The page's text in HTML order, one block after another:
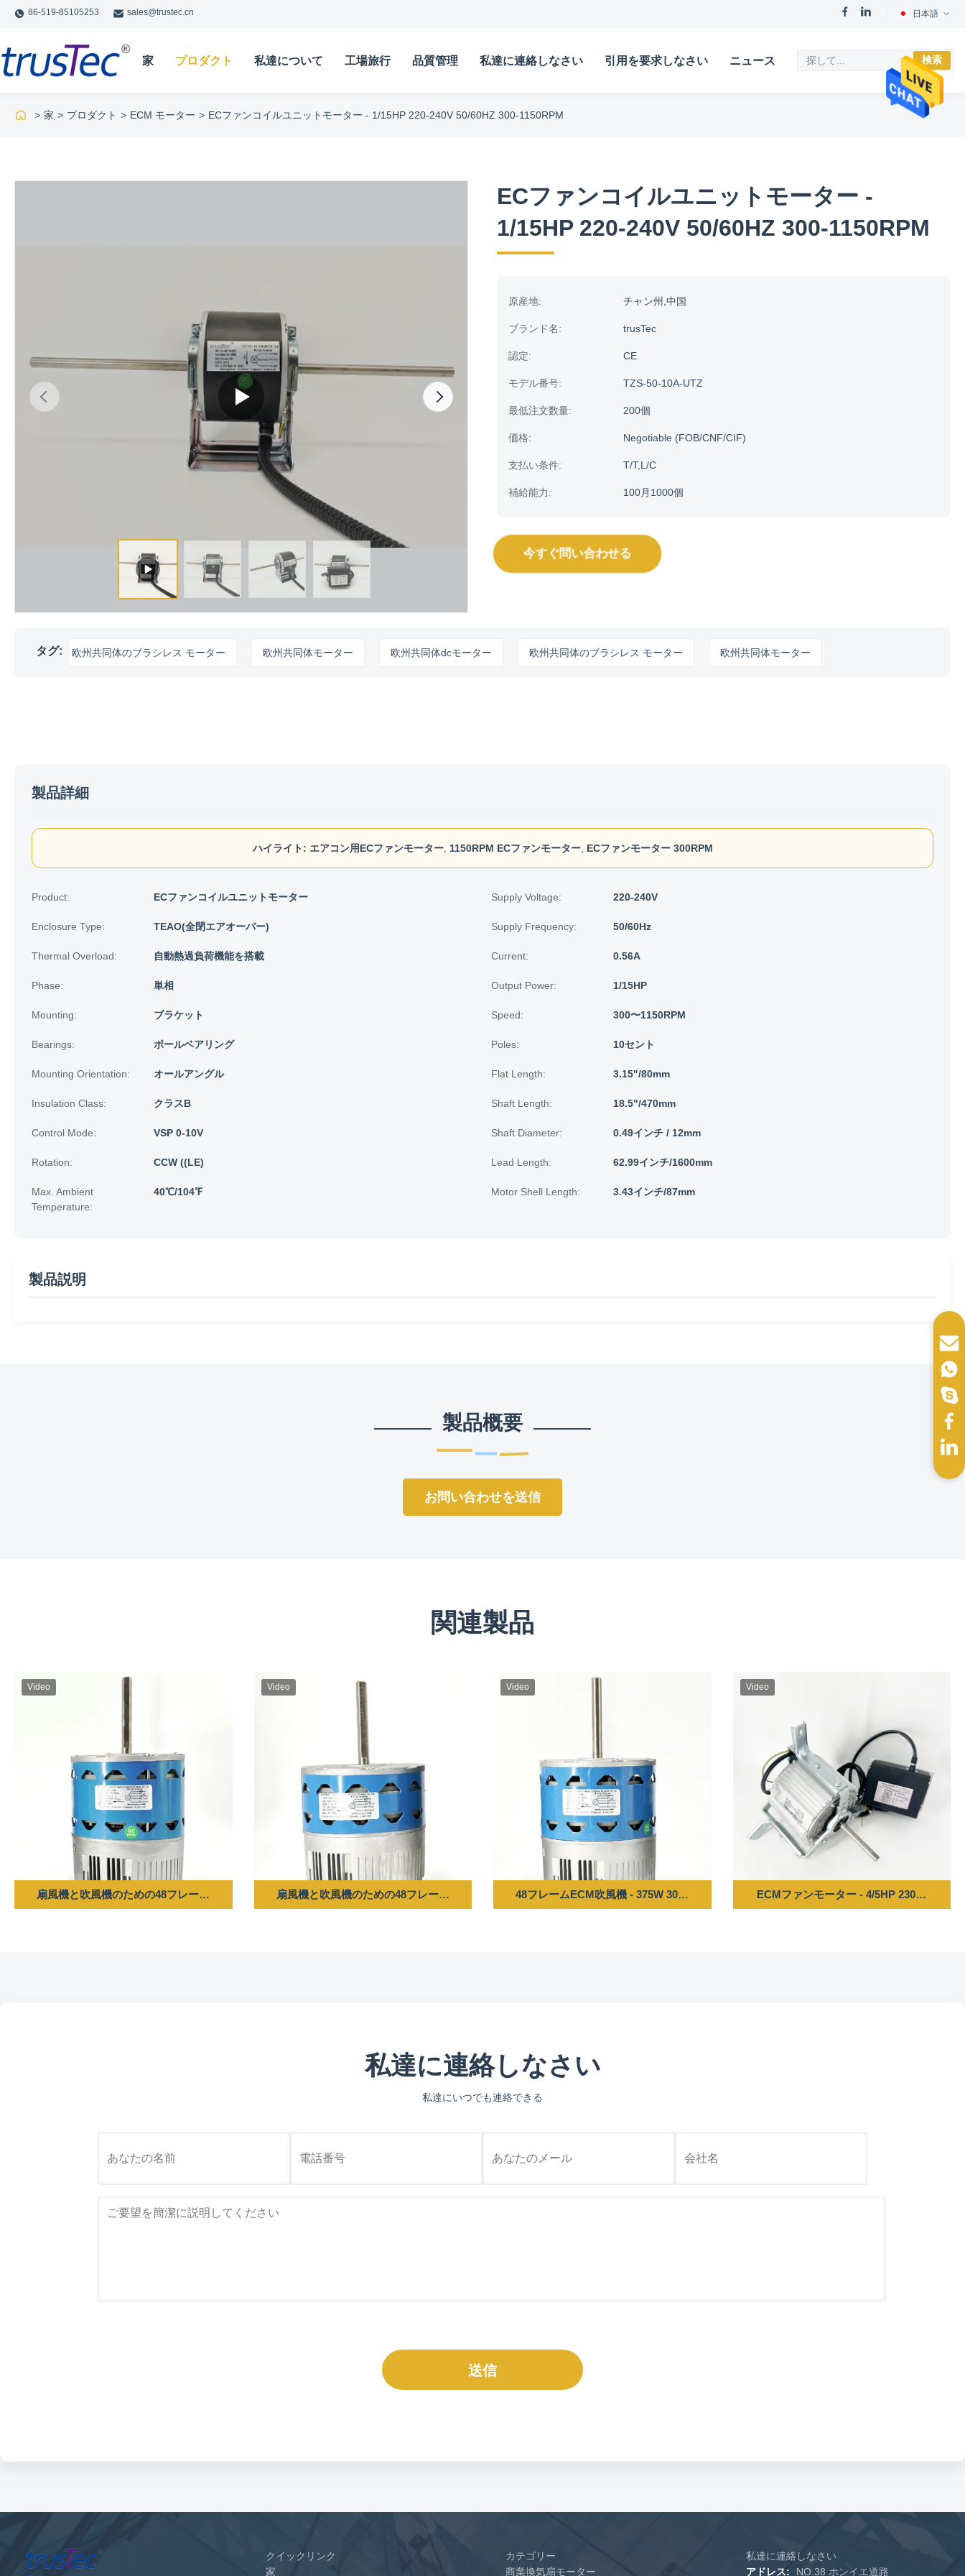
86-519-85105253 sales@trustec.cn 日本語
家 プロダクト 私達について 工場旅行 品質管理 私達に連絡しなさい 引用を要求しなさい ニュース 検索
> 家 > プロダクト > ECM モーター > ECファンコイルユニットモーター - 1/15HP 220-240V 50/60HZ 300-1150RPM
ECファンコイルユニットモーター -
1/15HP 220-240V 50/60HZ 300-1150RPM
原産地: チャン州,中国
ブランド名: trusTec
認定: CE
モデル番号: TZS-50-10A-UTZ
最低注文数量: 200個
価格: Negotiable (FOB/CNF/CIF)
支払い条件: T/T,L/C
補給能力: 100月1000個
今すぐ問い合わせる
タグ:
欧州共同体のブラシレス モーター 欧州共同体モーター 欧州共同体dcモーター 欧州共同体のブラシレス モーター 欧州共同体モーター
製品詳細
ハイライト: エアコン用ECファンモーター, 1150RPM ECファンモーター, ECファンモーター 300RPM
Product: ECファンコイルユニットモーター Supply Voltage: 220-240V
Enclosure Type: TEAO(全閉エアオーバー) Supply Frequency: 50/60Hz
Thermal Overload: 自動熱過負荷機能を搭載 Current: 0.56A
Phase: 単相 Output Power: 1/15HP
Mounting: ブラケット Speed: 300〜1150RPM
Bearings: ボールベアリング Poles: 10セント
Mounting Orientation: オールアングル Flat Length: 3.15"/80mm
Insulation Class: クラスB Shaft Length: 18.5"/470mm
Control Mode: VSP 0-10V Shaft Diameter: 0.49インチ / 12mm
Rotation: CCW ((LE) Lead Length: 62.99インチ/1600mm
Max. Ambient
Temperature:
40℃/104℉ Motor Shell Length: 3.43インチ/87mm
製品説明
製品概要
お問い合わせを送信
関連製品
Video
扇風機と吹風機のための48フレームECMモーター - 550W 300-1200RPM 220-240V 50/60HZ
Video
扇風機と吹風機のための48フレームECMモーター - 250W 300-1050RPM 220-240V 50/60HZ
Video
48フレームECM吹風機 - 375W 300-1150RPM 220-240V 50/60HZ
Video
ECMファンモーター - 4/5HP 230V 50/
私達に連絡しなさい
私達にいつでも連絡できる
送信
クイックリンク
家
カテゴリー
商業換気扇モーター
私達に連絡しなさい
アドレス:
NO.38 ホンイエ道路